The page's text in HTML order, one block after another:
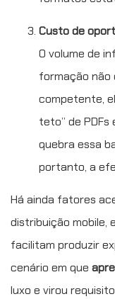
Custo de
O volume de
formação não
competente,
teto” de
quebra essa
portanto, a
Há ainda fatores
distribuição mobile,
facilitam produzir
cenário em que
luxo e virou